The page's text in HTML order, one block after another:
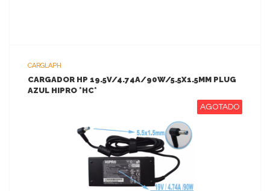
CARGLAPH
CARGADOR HP 19.5V/4.74A/90W/5.5X1.5MM PLUG
AZUL HIPRO *HC*
AGOTADO
VER MAS